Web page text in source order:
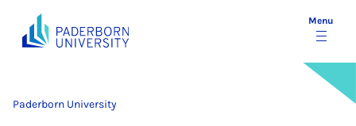
Menu
Paderborn University